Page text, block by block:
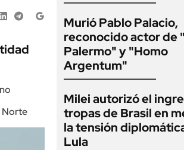
Norte
Murió Pablo Palacio,
reconocido actor de
Palermo" y "Homo
Argentum"
Milei autorizó el
tropas de Brasil en
la tensión
Lula